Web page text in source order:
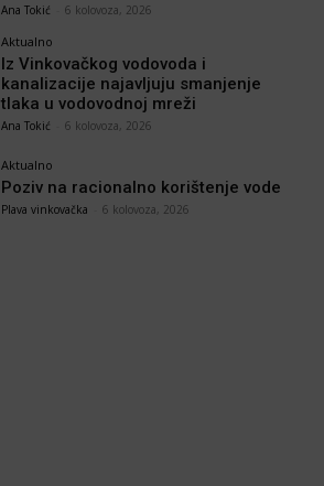
Ana Tokić 6 kolovoza, 2026
Aktualno
Iz Vinkovačkog vodovoda i
kanalizacije najavljuju smanjenje
tlaka u vodovodnoj mreži
Ana Tokić 6 kolovoza, 2026
Aktualno
Poziv na racionalno korištenje vode
Plava vinkovačka 6 kolovoza, 2026